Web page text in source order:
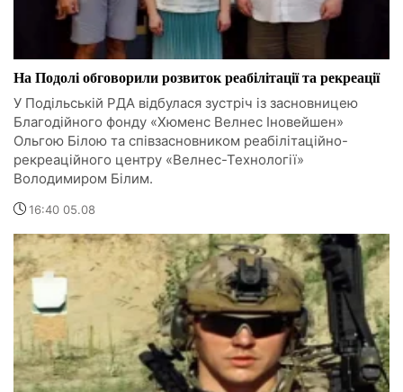
На Подолі обговорили розвиток реабілітації та рекреації
У Подільській РДА відбулася зустріч із засновницею
Благодійного фонду «Хюменс Велнес Іновейшен»
Ольгою Білою та співзасновником реабілітаційно-
рекреаційного центру «Велнес-Технології»
Володимиром Білим.
16:40 05.08